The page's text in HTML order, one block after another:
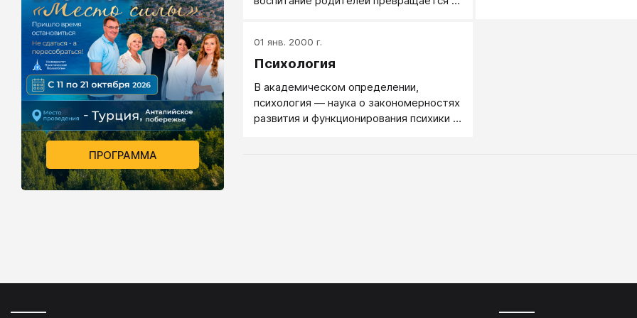
01 янв. 2000 г.
Психология
В академическом определении,
психология — наука о закономерностях
развития и функционирования психики и
ПРОГРАММА